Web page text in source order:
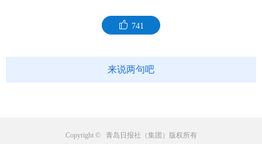
741
来说两句吧
Copyright © 青岛日报社（集团）版权所有